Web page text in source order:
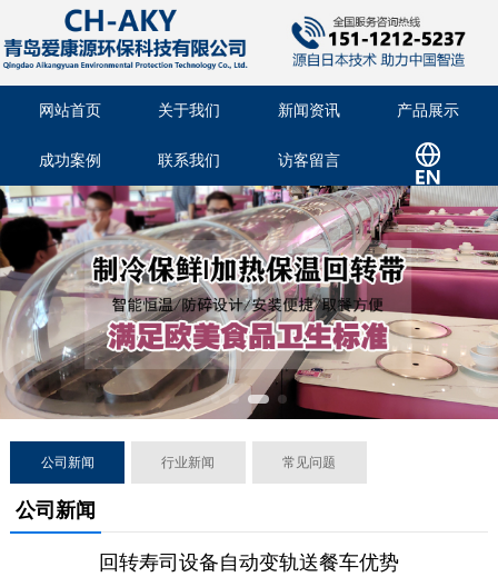
网站首页 关于我们 新闻资讯 产品展示
成功案例 联系我们 访客留言
公司新闻 行业新闻 常见问题
公司新闻
回转寿司设备自动变轨送餐车优势